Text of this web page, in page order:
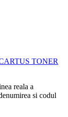
reala a
si codul